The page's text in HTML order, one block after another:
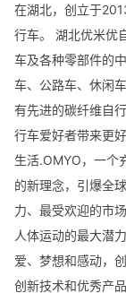
在湖北，创立于
行车。 湖北优米优
车及各种零部件的
车、公路车、休闲
有先进的碳纤维自
行车爱好者带来更
生活.OMYO，一个
的新理念，引爆全
力、最受欢迎的市
人体运动的最大潜
爱、梦想和感动，
创新技术和优秀产